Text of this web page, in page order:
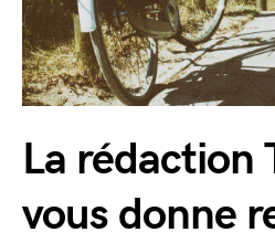
La rédaction
vous donne